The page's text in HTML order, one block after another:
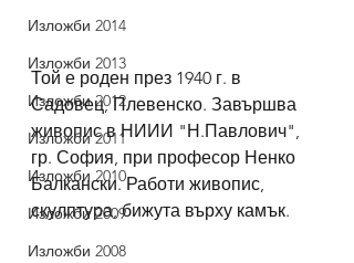
Изложби 2014
Изложби 2013
Изложби 2012
Изложби 2011
Изложби 2010
Изложби 2009
Изложби 2008
Той е роден през 1940 г. в
Садовец, Плевенско. Завършва
живопис в НИИИ "Н.Павлович",
гр. София, при професор Ненко
Балкански. Работи живопис,
скулптура, бижута върху камък.